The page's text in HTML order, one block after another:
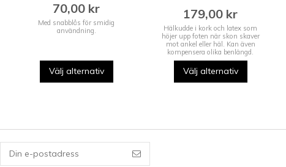
70,00 kr
Med snabblås för smidig
användning.
Välj alternativ
179,00 kr
Hälkudde i kork och latex som
höjer upp foten när skon skaver
mot ankel eller häl. Kan även
kompensera olika benlängd.
Välj alternativ